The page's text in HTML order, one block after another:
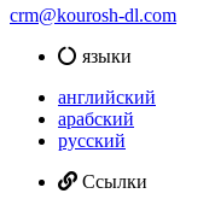
crm@kourosh-dl.com
языки
английский
арабский
русский
Ссылки